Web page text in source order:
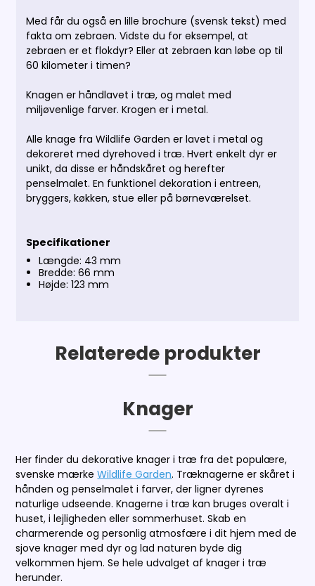
Med får du også en lille brochure (svensk tekst) med
fakta om zebraen. Vidste du for eksempel, at
zebraen er et flokdyr? Eller at zebraen kan løbe op til
60 kilometer i timen?
Knagen er håndlavet i træ, og malet med
miljøvenlige farver. Krogen er i metal.
Alle knage fra Wildlife Garden er lavet i metal og
dekoreret med dyrehoved i træ. Hvert enkelt dyr er
unikt, da disse er håndskåret og herefter
penselmalet. En funktionel dekoration i entreen,
bryggers, køkken, stue eller på børneværelset.
Specifikationer
Længde: 43 mm
Bredde: 66 mm
Højde: 123 mm
Relaterede produkter
Knager
Her finder du dekorative knager i træ fra det populære,
svenske mærke Wildlife Garden. Træknagerne er skåret i
hånden og penselmalet i farver, der ligner dyrenes
naturlige udseende. Knagerne i træ kan bruges overalt i
huset, i lejligheden eller sommerhuset. Skab en
charmerende og personlig atmosfære i dit hjem med de
sjove knager med dyr og lad naturen byde dig
velkommen hjem. Se hele udvalget af knager i træ
herunder.